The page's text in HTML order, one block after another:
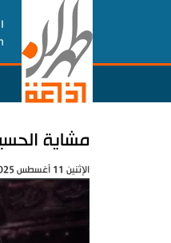
مشاية
الإثنين 11 أغسطس 2025 - 14:05 بتوقيت طهران